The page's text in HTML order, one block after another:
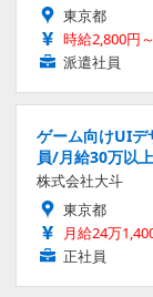
東京都
時給2,800円～
派遣社員
ゲーム向けUIデ
員/月給30万以
株式会社大斗
東京都
月給24万
正社員